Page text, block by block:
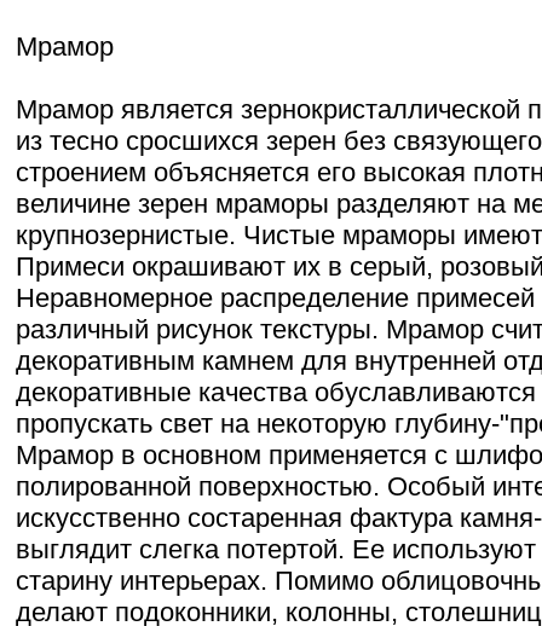
Мрамор
Мрамор является зернокристаллической
из тесно сросшихся зерен без
строением объясняется его высокая
величине зерен мраморы разделяют на
крупнозернистые. Чистые мраморы
Примеси окрашивают их в серый,
Неравномерное распределение
различный рисунок текстуры. Мрамор
декоративным камнем для внутренней
декоративные качества
пропускать свет на некоторую глубину-
Мрамор в основном применяется с
полированной поверхностью. Особый
искусственно состаренная фактура
выглядит слегка потертой. Ее
старину интерьерах. Помимо
делают подоконники, колонны,